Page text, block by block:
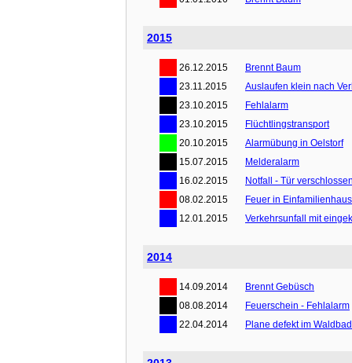
2015
26.12.2015
Brennt Baum
23.11.2015
Auslaufen klein nach
23.10.2015
Fehlalarm
23.10.2015
Flüchtlingstransport
20.10.2015
Alarmübung in Oelstorf
15.07.2015
Melderalarm
16.02.2015
Notfall - Tür
08.02.2015
Feuer in Einfamilienhaus
12.01.2015
Verkehrsunfall mit
2014
14.09.2014
Brennt Gebüsch
08.08.2014
Feuerschein - Fehlalarm
22.04.2014
Plane defekt im